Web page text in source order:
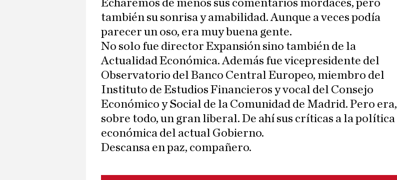
Echaremos de menos sus comentarios mordaces, pero
también su sonrisa y amabilidad. Aunque a veces podía
parecer un oso, era muy buena gente.
No solo fue director Expansión sino también de la
Actualidad Económica. Además fue vicepresidente del
Observatorio del Banco Central Europeo, miembro del
Instituto de Estudios Financieros y vocal del Consejo
Económico y Social de la Comunidad de Madrid. Pero era,
sobre todo, un gran liberal. De ahí sus críticas a la política
económica del actual Gobierno.
Descansa en paz, compañero.